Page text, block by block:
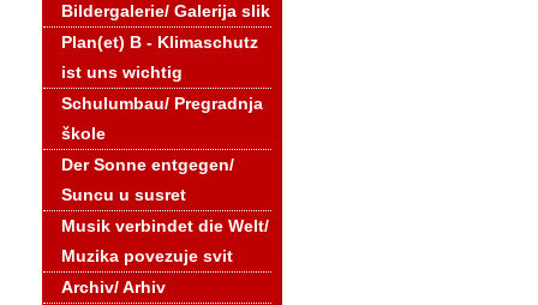
Bildergalerie/ Galerija slik
Plan(et) B - Klimaschutz
ist uns wichtig
Schulumbau/ Pregradnja
škole
Der Sonne entgegen/
Suncu u susret
Musik verbindet die Welt/
Muzika povezuje svit
Archiv/ Arhiv